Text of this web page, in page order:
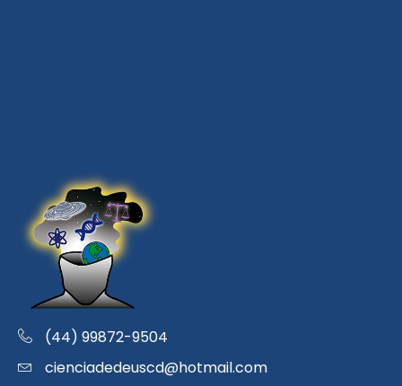
(44) 99872-9504
cienciadedeuscd@hotmail.com